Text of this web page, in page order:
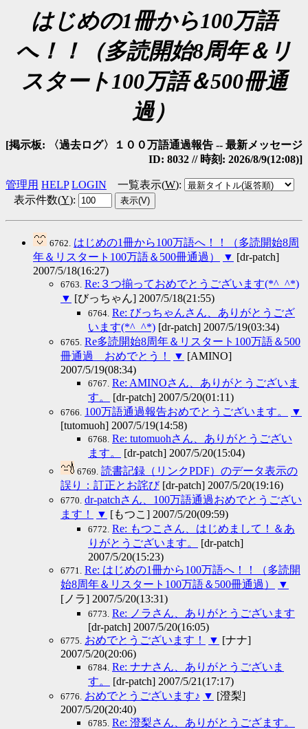
はじめの1冊から100万語
へ！！（多読開始8周年＆リ
スタート100万語＆500冊通
過）
[掲示板: 〈過去ログ〉１００万語通過報告 -- 最新メッセージ
ID: 8032 // 時刻: 2026/8/9(12:08)]
管理用 HELP LOGIN 一覧表示(W):
表示件数(Y):
6762. はじめの1冊から100万語へ！！（多読開始8周
年＆リスタート100万語＆500冊通過）
▼ [dr-patch]
2007/5/18(16:27)
6763. Re:３つ揃っておめでとうございます(*^_^*)
▼ [びっちゃん] 2007/5/18(21:55)
6764. Re: びっちゃんさん、ありがとうござ
います(*^_^*) [dr-patch] 2007/5/19(03:34)
6765. Re多読開始8周年＆リスタート100万語＆500
冊通過 おめでとう！
▼ [AMINO]
2007/5/19(08:34)
6767. Re: AMINOさん、ありがとうございま
す。
[dr-patch] 2007/5/20(01:11)
6766. 100万語通過報告おめでとうございます。
▼
[tutomuoh] 2007/5/19(14:58)
6768. Re: tutomuohさん、ありがとうござい
ます。
[dr-patch] 2007/5/20(15:04)
6769. 読書記録（リンクPDF）のデータ表示の
誤り：訂正とお詫び[dr-patch] 2007/5/20(19:16)
6770. dr-patchさん、100万語通過おめでとうござい
ます！
▼ [もつこ] 2007/5/20(09:59)
6772. Re: もつこさん、はじめまして！＆あ
りがとうございます。
[dr-patch]
2007/5/20(15:23)
6771.
Re: はじめの1冊から100万語へ！！（多読開
始8周年＆リスタート100万語＆500冊通過）
▼
[ノラ] 2007/5/20(13:31)
6773. Re: ノラさん、ありがとうございます
[dr-patch] 2007/5/20(16:05)
6775. おめでとうございます！ ▼ [ナナ]
2007/5/20(20:06)
6784. Re: ナナさん、ありがとうございま
す。
[dr-patch] 2007/5/21(17:17)
6776. おめでとうございます♪ ▼ [澄梨]
2007/5/20(20:40)
6785. Re: 澄梨さん、ありがとうござます。